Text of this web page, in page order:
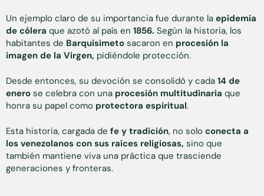
Un ejemplo claro de su importancia fue durante la epidemia
de cólera que azotó al país en 1856. Según la historia, los
habitantes de Barquisimeto sacaron en procesión la
imagen de la Virgen, pidiéndole protección.
Desde entonces, su devoción se consolidó y cada 14 de
enero se celebra con una procesión multitudinaria que
honra su papel como protectora espiritual.
Esta historia, cargada de fe y tradición, no solo conecta a
los venezolanos con sus raíces religiosas, sino que
también mantiene viva una práctica que trasciende
generaciones y fronteras.